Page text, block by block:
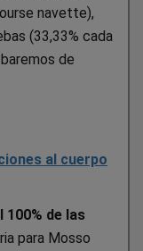
navette),
(33,33% cada
de
al cuerpo
de las
para Mosso